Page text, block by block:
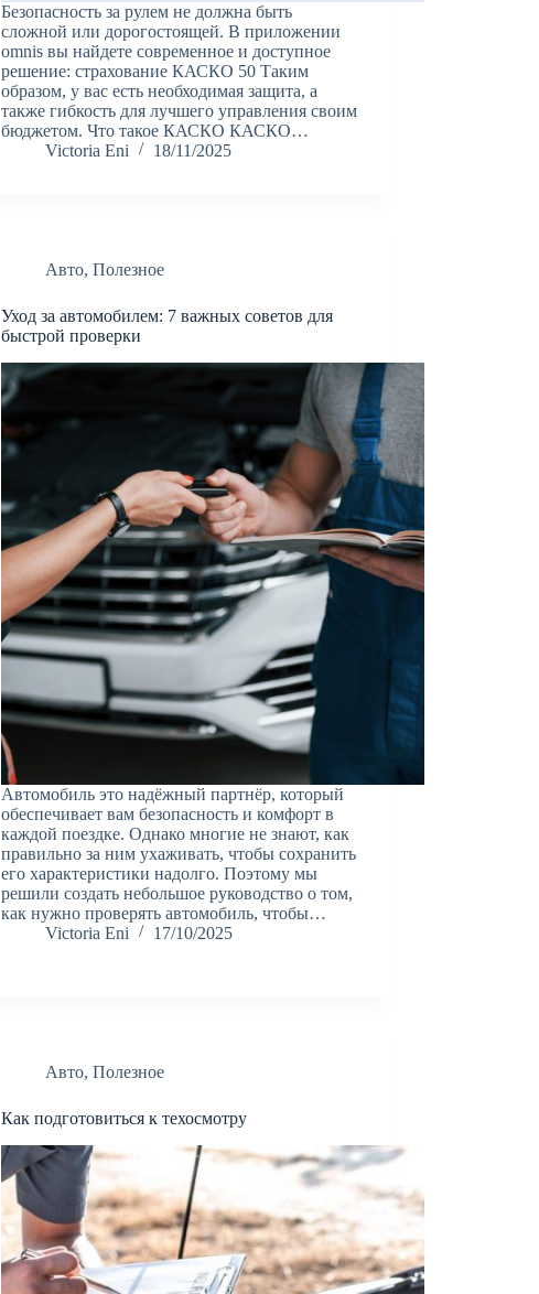
Безопасность за рулем не должна быть
сложной или дорогостоящей. В приложении
omnis вы найдете современное и доступное
решение: страхование КАСКО 50 Таким
образом, у вас есть необходимая защита, а
также гибкость для лучшего управления своим
бюджетом. Что такое КАСКО КАСКО…
Victoria Eni
18/11/2025
Авто,Полезное
Уход за автомобилем: 7 важных советов для
быстрой проверки
Автомобиль это надёжный партнёр, который
обеспечивает вам безопасность и комфорт в
каждой поездке. Однако многие не знают, как
правильно за ним ухаживать, чтобы сохранить
его характеристики надолго. Поэтому мы
решили создать небольшое руководство о том,
как нужно проверять автомобиль, чтобы…
Victoria Eni
17/10/2025
Авто,Полезное
Как подготовиться к техосмотру